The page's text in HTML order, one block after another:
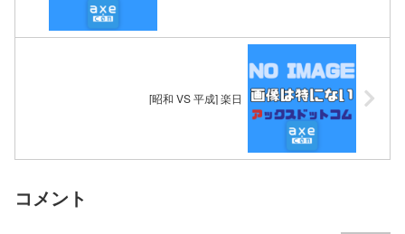
[昭和 VS 平成] 楽日
コメント